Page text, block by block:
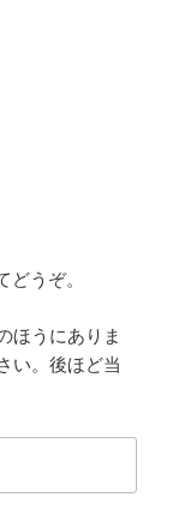
うぞ。
ほうにありま
い。後ほど当